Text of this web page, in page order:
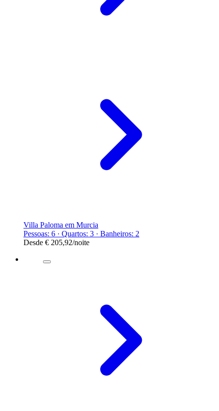
Villa Paloma em Murcia
Pessoas: 6 · Quartos: 3 · Banheiros: 2
Desde € 205,92/noite